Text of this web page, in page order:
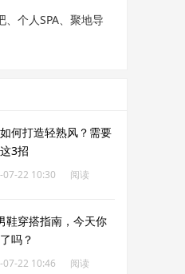
个人SPA、聚地导
何打造轻熟风？需要
3招
07-22 10:30
阅读
鞋穿搭指南，今天你
吗？
07-22 10:46
阅读